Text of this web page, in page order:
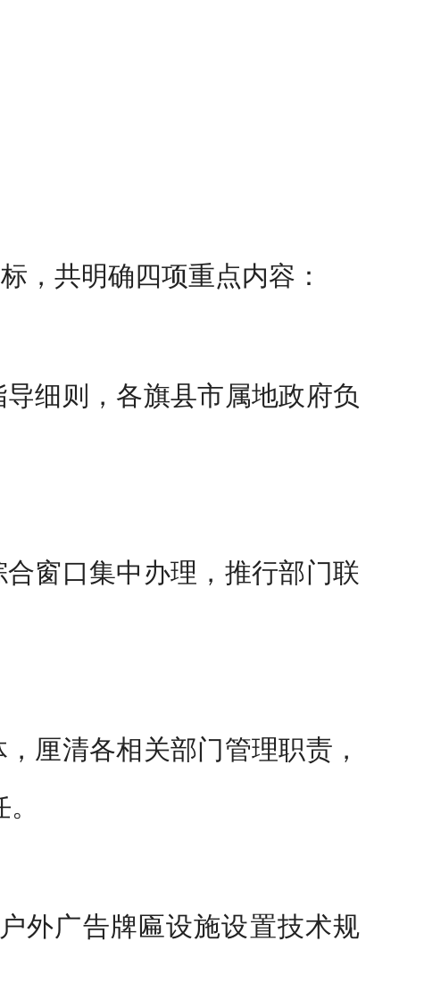
，共明确四项重点内容：
细则，各旗县市属地政府负
窗口集中办理，推行部门联
厘清各相关部门管理职责，
外广告牌匾设施设置技术规